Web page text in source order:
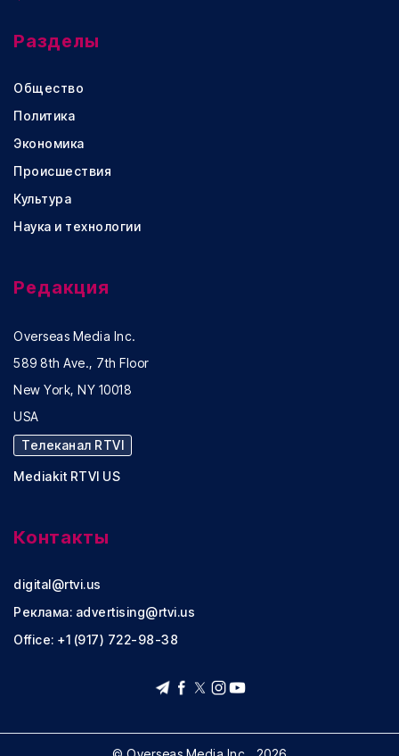
Разделы
Общество
Политика
Экономика
Происшествия
Культура
Наука и технологии
Редакция
Overseas Media Inc.
589 8th Ave., 7th Floor
New York, NY 10018
USA
Телеканал RTVI
Mediakit RTVI US
Контакты
digital@rtvi.us
Реклама: advertising@rtvi.us
Office: +1 (917) 722-98-38